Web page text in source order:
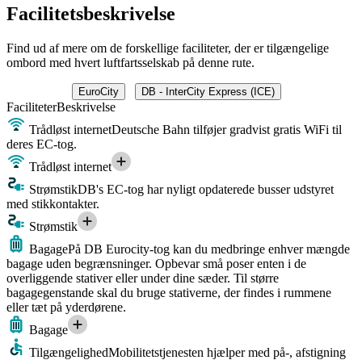
Facilitetsbeskrivelse
Find ud af mere om de forskellige faciliteter, der er tilgængelige
ombord med hvert luftfartsselskab på denne rute.
EuroCity DB - InterCity Express (ICE)
FaciliteterBeskrivelse
Trådløst internetDeutsche Bahn tilføjer gradvist gratis WiFi til
deres EC-tog.
Trådløst internet
StrømstikDB's EC-tog har nyligt opdaterede busser udstyret
med stikkontakter.
Strømstik
BagagePå DB Eurocity-tog kan du medbringe enhver mængde
bagage uden begrænsninger. Opbevar små poser enten i de
overliggende stativer eller under dine sæder. Til større
bagagegenstande skal du bruge stativerne, der findes i rummene
eller tæt på yderdørene.
Bagage
TilgængelighedMobilitetstjenesten hjælper med på-, afstigning